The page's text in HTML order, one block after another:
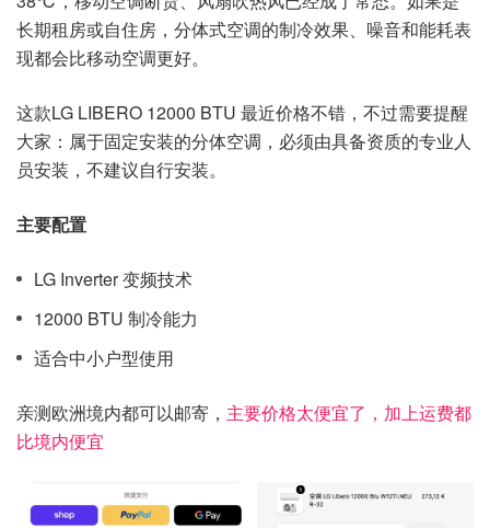
长期租房或自住房，分体式空调的制冷效果、噪音和能耗表
现都会比移动空调更好。
这款LG LIBERO 12000 BTU 最近价格不错，不过需要提醒
大家：属于固定安装的分体空调，必须由具备资质的专业人
员安装，不建议自行安装。
主要配置
LG Inverter 变频技术
12000 BTU 制冷能力
适合中小户型使用
亲测欧洲境内都可以邮寄， 主要价格太便宜了，加上运费都
比境内便宜